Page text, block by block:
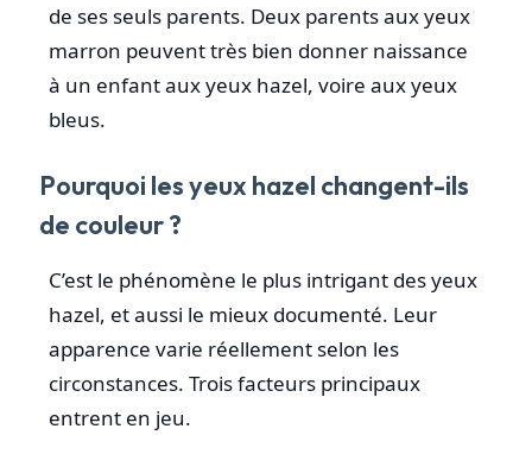
de ses seuls parents. Deux parents aux yeux
marron peuvent très bien donner naissance
à un enfant aux yeux hazel, voire aux yeux
bleus.
Pourquoi les yeux hazel changent-ils
de couleur ?
C’est le phénomène le plus intrigant des yeux
hazel, et aussi le mieux documenté. Leur
apparence varie réellement selon les
circonstances. Trois facteurs principaux
entrent en jeu.